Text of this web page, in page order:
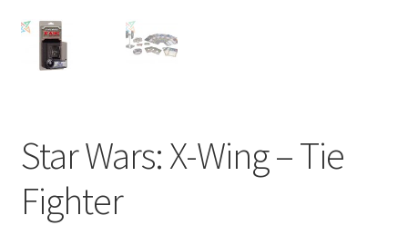
Star Wars: X-Wing – Tie
Fighter